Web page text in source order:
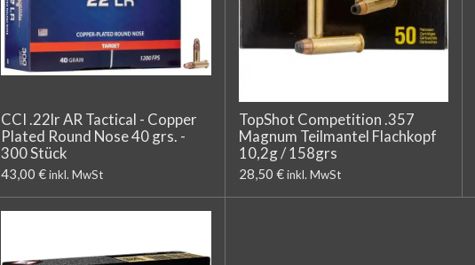
CCI .22lr AR Tactical - Copper
Plated Round Nose 40 grs. -
300 Stück
43,00 € inkl. MwSt
TopShot Competition .357
Magnum Teilmantel Flachkopf
10,2g / 158grs
28,50 € inkl. MwSt